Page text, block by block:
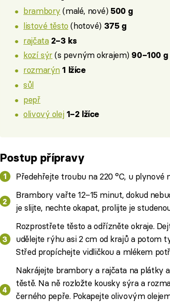
brambory (malé, nové) 500 g
listové těsto (hotové) 375 g
rajčata 2–3 ks
kozí sýr(s pevným okrajem) 90–100 g
rozmarýn 1 lžíce
sůl
pepř
olivový olej 1–2 lžíce
Postup přípravy
Předehřejte troubu na 220 °C, u plynové
Brambory vařte 12–15 minut, dokud
je slijte, nechte okapat, prolijte je
Rozprostřete těsto a odřízněte okraje.
udělejte rýhu asi 2 cm od krajů a potom
Střed propíchejte vidličkou a mlékem
Nakrájejte brambory a rajčata na plátky
těstě. Na ně rozložte kousky sýra a
černého pepře. Pokapejte olivovým